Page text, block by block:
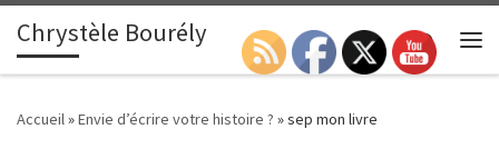
Passer au contenu
Chrystèle Bourély
Search
Accueil»Envie d’écrire votre histoire ? »sep mon livre